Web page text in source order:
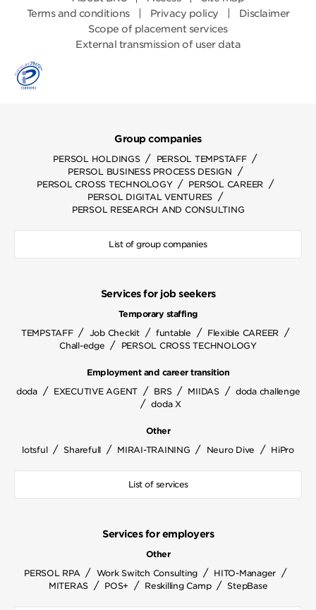
Terms and conditions
Privacy policy
Disclaimer
Scope of placement services
External transmission of user data
Group companies
PERSOL HOLDINGS / PERSOL TEMPSTAFF /
PERSOL BUSINESS PROCESS DESIGN /
PERSOL CROSS TECHNOLOGY / PERSOL CAREER /
PERSOL DIGITAL VENTURES /
PERSOL RESEARCH AND CONSULTING
List of group companies
Services for job seekers
Temporary staffing
TEMPSTAFF / Job Checkit / funtable / Flexible CAREER /
Chall-edge / PERSOL CROSS TECHNOLOGY
Employment and career transition
doda / EXECUTIVE AGENT / BRS / MIIDAS / doda challenge
/ doda X
Other
lotsful / Sharefull / MIRAI-TRAINING / Neuro Dive / HiPro
List of services
Services for employers
Other
PERSOL RPA / Work Switch Consulting / HITO-Manager /
MITERAS / POS+ / Reskilling Camp / StepBase